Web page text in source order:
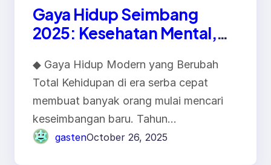
Gaya Hidup Seimbang
2025: Kesehatan Mental,
Hidup Baru
◆ Gaya Hidup Modern yang Berubah
Total Kehidupan di era serba cepat
membuat banyak orang mulai mencari
keseimbangan baru. Tahun…
gastenOctober 26, 2025